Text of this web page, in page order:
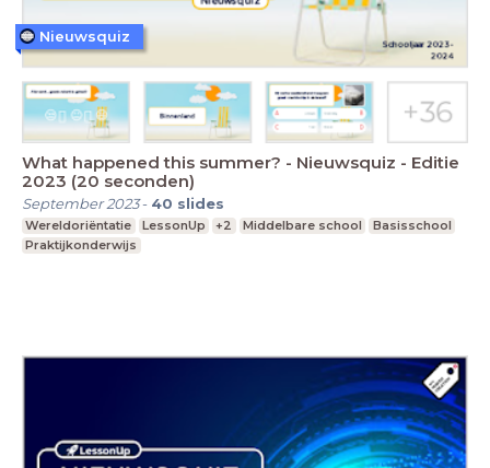
What happened this summer? - Nieuwsquiz - Editie
2023 (20 seconden)
September 2023- 40 slides
Wereldoriëntatie LessonUp +2 Middelbare school
Basisschool
Praktijkonderwijs
Nieuwsquiz